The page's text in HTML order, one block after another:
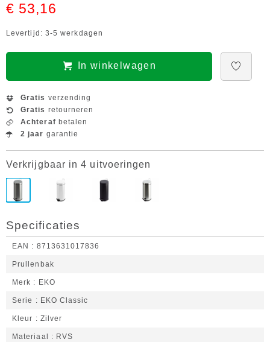
€ 53,16
Levertijd: 3-5 werkdagen
In winkelwagen
Gratis verzending
Gratis retourneren
Achteraf betalen
2 jaar garantie
Verkrijgbaar in 4 uitvoeringen
Specificaties
EAN 8713631017836
Prullenbak
Merk EKO
Serie EKO Classic
Kleur Zilver
Materiaal RVS